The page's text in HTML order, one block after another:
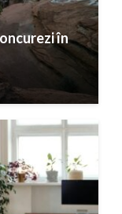
în